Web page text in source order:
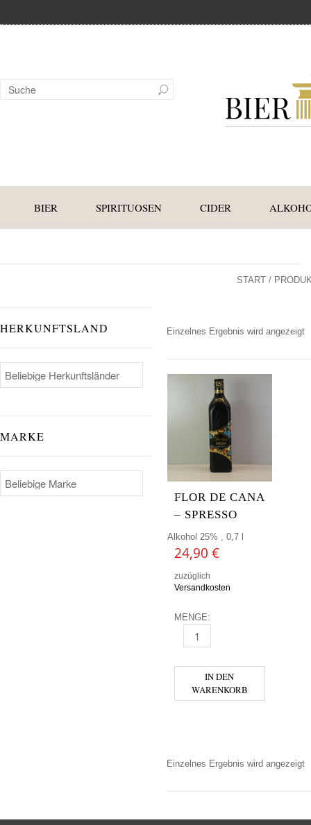
BIER SPIRITUOSEN CIDER
START /
HERKUNFTSLAND
MARKE
Einzelnes Ergebnis wird angezeigt
FLOR DE CANA
– SPRESSO
Alkohol 25% , 0,7 l
24,90 €
zuzüglich
Versandkosten
MENGE:
FLOR DE CANA - SPRESSO
IN DEN
WARENKORB
Einzelnes Ergebnis wird angezeigt